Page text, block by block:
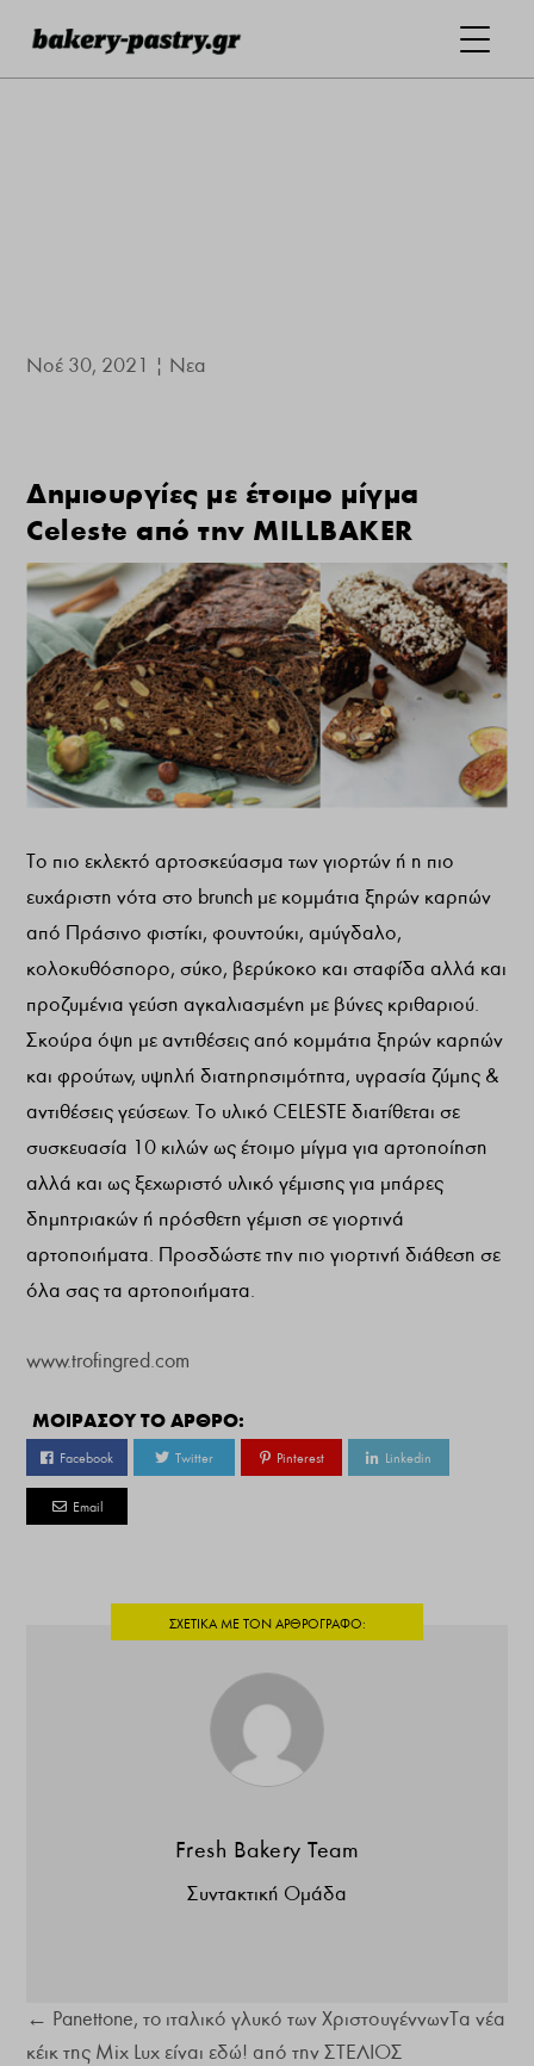
Νοέ 30, 2021 | Νεα
Δημιουργίες με έτοιμο μίγμα
Celeste από την MILLBAKER
Το πιο εκλεκτό αρτοσκεύασµα των γιορτών ή η πιο
ευχάριστη νότα στο brunch µε κοµµάτια ξηρών καρπών
από Πράσινο φιστίκι, φουντούκι, αµύγδαλο,
κολοκυθόσπορο, σύκο, βερύκοκο και σταφίδα αλλά και
προζυµένια γεύση αγκαλιασµένη µε βύνες κριθαριού.
Σκούρα όψη µε αντιθέσεις από κοµµάτια ξηρών καρπών
και φρούτων, υψηλή διατηρησιµότητα, υγρασία ζύµης &
αντιθέσεις γεύσεων. Το υλικό CELESTE διατίθεται σε
συσκευασία 10 κιλών ως έτοιµο µίγµα για αρτοποίηση
αλλά και ως ξεχωριστό υλικό γέµισης για µπάρες
δηµητριακών ή πρόσθετη γέµιση σε γιορτινά
αρτοποιήµατα. Προσδώστε την πιο γιορτινή διάθεση σε
όλα σας τα αρτοποιήµατα.
www.trofingred.com
ΜΟΙΡΑΣΟΥ ΤΟ ΑΡΘΡΟ:
Facebook Twitter Pinterest Linkedin
Email
Fresh Bakery Team
Συντακτική Ομάδα
← Panettone, τo ιταλικό γλυκό των ΧριστουγέννωνΤα νέα
κέικ της Mix Lux είναι εδώ! από την ΣΤΕΛΙΟΣ